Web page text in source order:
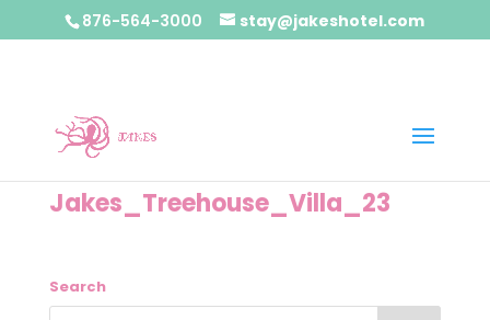
876-564-3000 stay@jakeshotel.com
Jakes_Treehouse_Villa_23
Search